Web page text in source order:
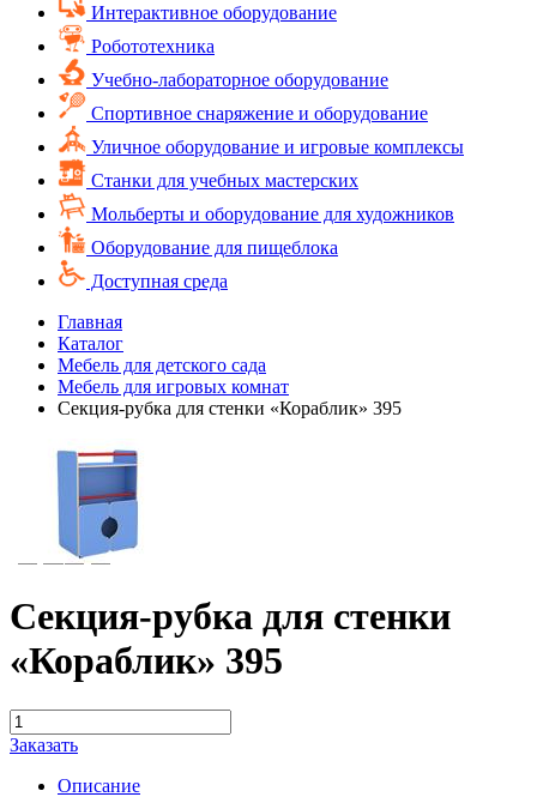
Интерактивное оборудование
Робототехника
Учебно-лабораторное оборудование
Спортивное снаряжение и оборудование
Уличное оборудование и игровые комплексы
Cтанки для учебных мастерских
Мольберты и оборудование для художников
Оборудование для пищеблока
Доступная среда
Главная
Каталог
Мебель для детского сада
Мебель для игровых комнат
Секция-рубка для стенки «Кораблик» 395
Секция-рубка для стенки
«Кораблик» 395
Заказать
Описание